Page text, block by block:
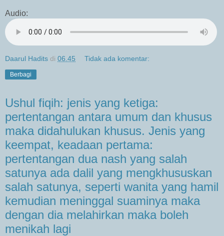
Audio:
Daarul Hadits di 06.45 Tidak ada komentar:
Berbagi
Ushul fiqih: jenis yang ketiga:
pertentangan antara umum dan khusus
maka didahulukan khusus. Jenis yang
keempat, keadaan pertama:
pertentangan dua nash yang salah
satunya ada dalil yang mengkhususkan
salah satunya, seperti wanita yang hamil
kemudian meninggal suaminya maka
dengan dia melahirkan maka boleh
menikah lagi